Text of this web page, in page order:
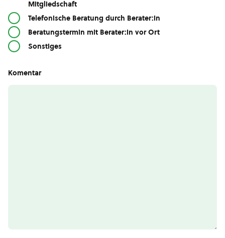
Mitgliedschaft
Telefonische Beratung durch Berater:in
Beratungstermin mit Berater:in vor Ort
Sonstiges
Komentar